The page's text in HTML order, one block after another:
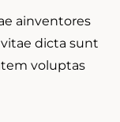
ainventores
dicta sunt
voluptas